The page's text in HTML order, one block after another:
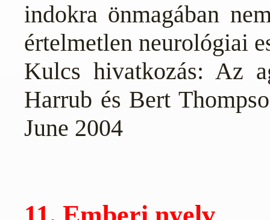
indokra önmagában
értelmetlen neurológiai
Kulcs hivatkozás: Az
Harrub és Bert
June 2004